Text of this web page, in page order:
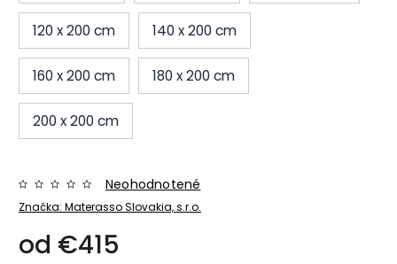
120 x 200 cm 140 x 200 cm
160 x 200 cm 180 x 200 cm
200 x 200 cm
Značka: Materasso Slovakia, s.r.o.
Neohodnotené
od €415